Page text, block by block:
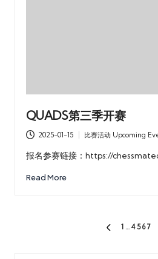
QUADS第三季开赛
2025-01-15
Posted
in
比赛活动 Upcoming
报名参赛链接：https://
Read More
PREVIOUS
1 … 4 5 6 7